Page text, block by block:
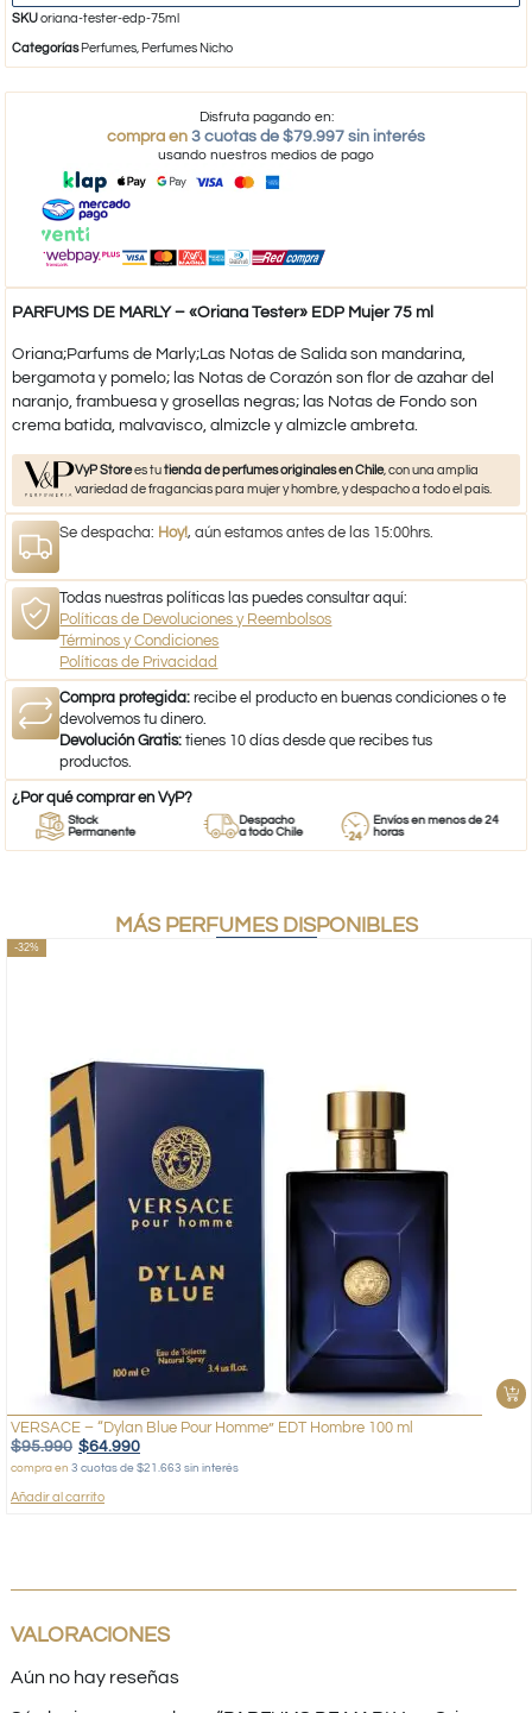
SKUoriana-tester-edp-75ml
Categorías Perfumes, Perfumes Nicho
Disfruta pagando en:
compra en 3 cuotas de $79.997 sin interés
usando nuestros medios de pago
PARFUMS DE MARLY – «Oriana Tester» EDP Mujer 75 ml
Oriana;Parfums de Marly;Las Notas de Salida son mandarina,
bergamota y pomelo; las Notas de Corazón son flor de azahar del
naranjo, frambuesa y grosellas negras; las Notas de Fondo son
crema batida, malvavisco, almizcle y almizcle ambreta.
VyP Storees tutienda de perfumes originales en Chile, con una amplia
variedad de fragancias para mujer y hombre, y despacho a todo el país.
Se despacha: Hoy!, aún estamos antes de las 15:00hrs.
Todas nuestras políticas las puedes consultar aquí:
Políticas de Devoluciones y Reembolsos
Términos y Condiciones
Políticas de Privacidad
Compra protegida: recibe el producto en buenas condiciones o te
devolvemos tu dinero.
Devolución Gratis: tienes 10 días desde que recibes tus
productos.
¿Por qué comprar en VyP?
Stock
Permanente
Despacho
a todo Chile
Envíos en menos de 24
horas
MÁS PERFUMES DISPONIBLES
-32%
VERSACE – “Dylan Blue Pour Homme” EDT Hombre 100 ml
$95.990 $64.990
compra en 3 cuotas de $21.663 sin interés
Añadir al carrito
VALORACIONES
Aún no hay reseñas